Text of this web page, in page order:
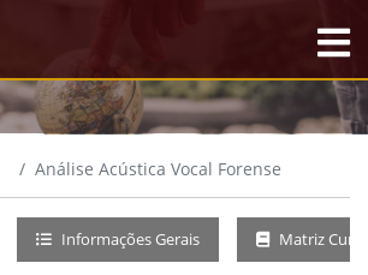
Análise Acústica Vocal Forense
Informações Gerais Matriz